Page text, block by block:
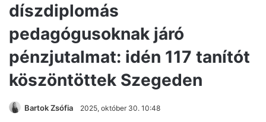
díszdiplomás
pedagógusoknak járó
pénzjutalmat: idén 117 tanítót
köszöntöttek Szegeden
Bartok Zsófia 2025, október 30. 10:48